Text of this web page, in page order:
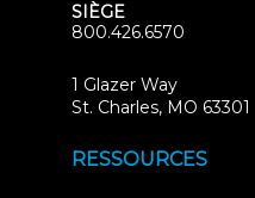
SIÈGE
800.426.6570
1 Glazer Way
St. Charles, MO 63301
RESSOURCES